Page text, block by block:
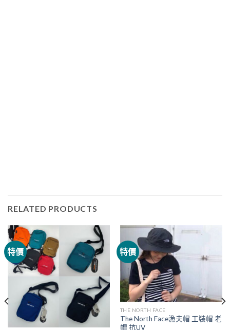
RELATED PRODUCTS
特價 特價
THE NORTH FACE
The North Face漁夫帽 工裝帽 老
帽 抗UV